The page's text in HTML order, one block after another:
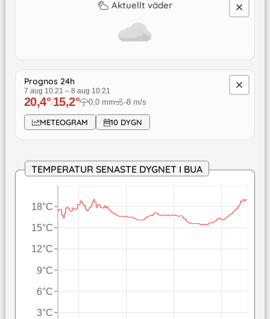
Aktuellt väder
Prognos 24h
7 aug 10:21 – 8 aug 10:21
20,4°/15,2° 0,0 mm ↓8 m/s
METEOGRAM 10 DYGN
TEMPERATUR SENASTE DYGNET I BUA
3°C
6°C
9°C
12°C
15°C
18°C